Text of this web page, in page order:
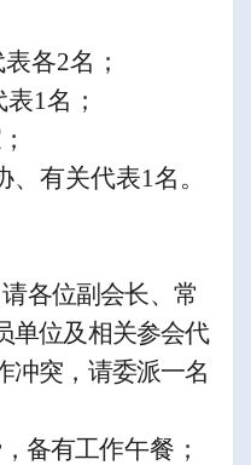
各2名；
表1名；
、 有关代表1名。
各位副会长、常
单位及相关参会代
冲突，请委派一名
备有工作午餐；